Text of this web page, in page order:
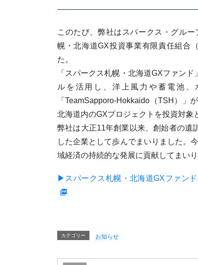
このたび、弊社はスパークス・グル
幌・北海道GX投資事業有限責任組合
た。
「スパークス札幌・北海道GXファン
ルを活用し、洋上風力や蓄電池
「TeamSapporo-Hokkaido（TSH）」
北海道内のGXプロジェクトを投資対象
弊社は大正11年創業以来、創始者の遺
した企業として歩んでまいりました。
域経済の持続的な発展に貢献してまいり
▶スパークス札幌・北海道GXファン
カテゴリー お知らせ